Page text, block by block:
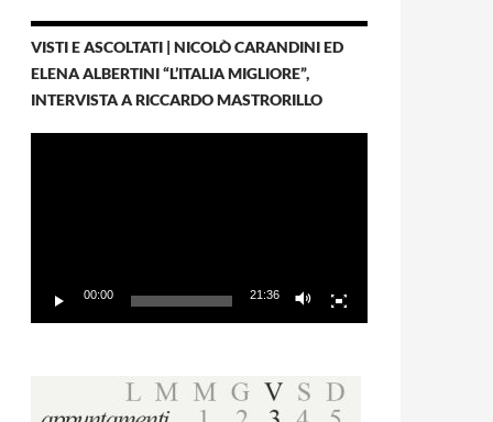
VISTI E ASCOLTATI | NICOLÒ CARANDINI ED
ELENA ALBERTINI “L’ITALIA MIGLIORE”,
INTERVISTA A RICCARDO MASTRORILLO
00:00 21:36